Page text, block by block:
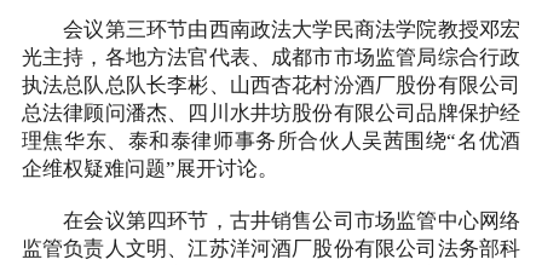
会议第三环节由西南政法大学民商法学院教授邓宏
光主持，各地方法官代表、成都市市场监管局综合行政
执法总队总队长李彬、山西杏花村汾酒厂股份有限公司
总法律顾问潘杰、四川水井坊股份有限公司品牌保护经
理焦华东、泰和泰律师事务所合伙人吴茜围绕“名优酒
企维权疑难问题”展开讨论。
在会议第四环节，古井销售公司市场监管中心网络
监管负责人文明、江苏洋河酒厂股份有限公司法务部科